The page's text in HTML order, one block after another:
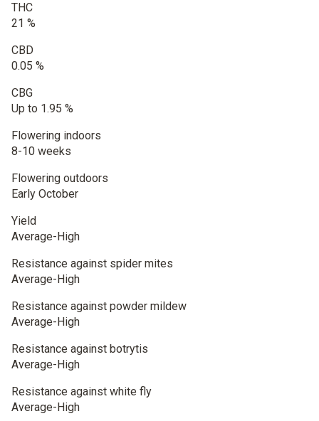
THC
21 %
CBD
0.05 %
CBG
Up to 1.95 %
Flowering indoors
8-10 weeks
Flowering outdoors
Early October
Yield
Average-High
Resistance against spider mites
Average-High
Resistance against powder mildew
Average-High
Resistance against botrytis
Average-High
Resistance against white fly
Average-High